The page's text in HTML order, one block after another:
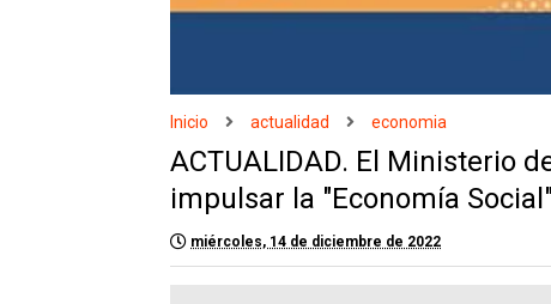
Inicio actualidad economia
ACTUALIDAD. El Ministerio
impulsar la "Economía
miércoles, 14 de diciembre de 2022